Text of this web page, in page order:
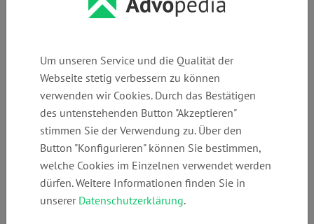
Rechtsanwalt FABIAN
Telefon:
+49 (0)
6995924899
E-Mail:
info@hbk-
rechtsanwaelte.
de
Webseite:
www.hbk-
rechtsanwaelte.
de
Um unseren Service und die Qualität der
Webseite stetig verbessern zu können
verwenden wir Cookies. Durch das Bestätigen
des untenstehenden Button "Akzeptieren"
stimmen Sie der Verwendung zu. Über den
Button "Konfigurieren" können Sie bestimmen,
welche Cookies im Einzelnen verwendet werden
dürfen. Weitere Informationen finden Sie in
unserer Datenschutzerklärung.